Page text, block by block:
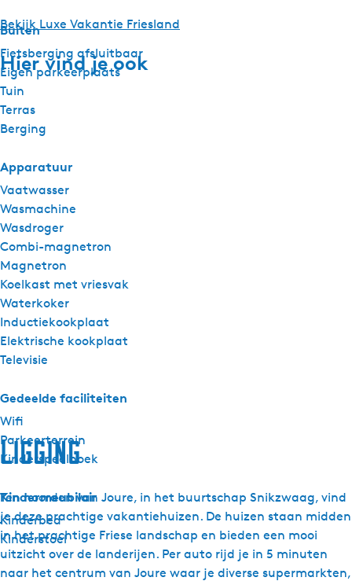
Buiten
Fietsberging afsluitbaar
Eigen parkeerplaats
Tuin
Terras
Berging
Apparatuur
Vaatwasser
Wasmachine
Wasdroger
Combi-magnetron
Magnetron
Koelkast met vriesvak
Waterkoker
Inductiekookplaat
Elektrische kookplaat
Televisie
Gedeelde faciliteiten
Wifi
Parkeerterrein
Kinderspeelhoek
Kindermeubilair
Kinderbed
Kinderstoel
Bekijk Luxe Vakantie Friesland
Hier vind je ook
Ligging
Ten noorden van Joure, in het buurtschap Snikzwaag, vind
je deze prachtige vakantiehuizen. De huizen staan midden
in het prachtige Friese landschap en bieden een mooi
uitzicht over de landerijen. Per auto rijd je in 5 minuten
naar het centrum van Joure waar je diverse supermarkten,